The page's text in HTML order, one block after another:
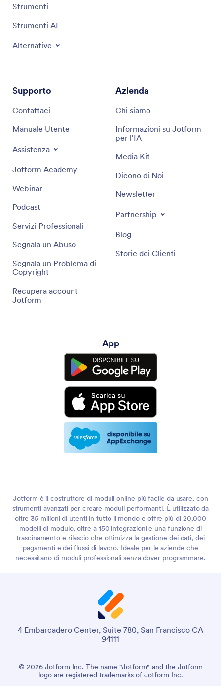
Strumenti
Strumenti AI
Alternative
Supporto
Contattaci
Manuale Utente
Assistenza
Jotform Academy
Webinar
Podcast
Servizi Professionali
Segnala un Abuso
Segnala un Problema di
Copyright
Recupera account
Jotform
Azienda
Chi siamo
Informazioni su Jotform
per l'IA
Media Kit
Dicono di Noi
Newsletter
Partnership
Blog
Storie dei Clienti
App
Jotform è il costruttore di moduli online più facile da usare, con
strumenti avanzati per creare moduli performanti. È utilizzato da
oltre 35 milioni di utenti in tutto il mondo e offre più di 20,000
modelli di modulo, oltre a 150 integrazioni e una funzione di
trascinamento e rilascio che ottimizza la gestione dei dati, dei
pagamenti e dei flussi di lavoro. Ideale per le aziende che
necessitano di moduli professionali senza dover programmare.
4 Embarcadero Center, Suite 780, San Francisco CA
94111
© 2026 Jotform Inc. The name "Jotform" and the Jotform
logo are registered trademarks of Jotform Inc.